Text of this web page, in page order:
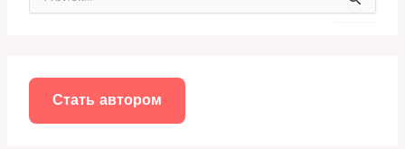
Стать автором